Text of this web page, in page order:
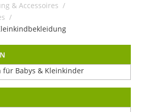
& Accessoires /
/
für Babys & Kleinkinder